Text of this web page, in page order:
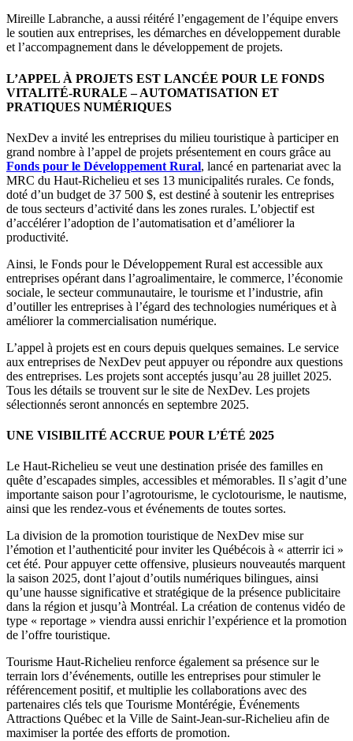
Mireille Labranche, a aussi réitéré l’engagement de l’équipe envers
le soutien aux entreprises, les démarches en développement durable
et l’accompagnement dans le développement de projets.
L’APPEL À PROJETS EST LANCÉE POUR LE FONDS
VITALITÉ-RURALE – AUTOMATISATION ET
PRATIQUES NUMÉRIQUES
NexDev a invité les entreprises du milieu touristique à participer en
grand nombre à l’appel de projets présentement en cours grâce au
Fonds pour le Développement Rural, lancé en partenariat avec la
MRC du Haut-Richelieu et ses 13 municipalités rurales. Ce fonds,
doté d’un budget de 37 500 $, est destiné à soutenir les entreprises
de tous secteurs d’activité dans les zones rurales. L’objectif est
d’accélérer l’adoption de l’automatisation et d’améliorer la
productivité.
Ainsi, le Fonds pour le Développement Rural est accessible aux
entreprises opérant dans l’agroalimentaire, le commerce, l’économie
sociale, le secteur communautaire, le tourisme et l’industrie, afin
d’outiller les entreprises à l’égard des technologies numériques et à
améliorer la commercialisation numérique.
L’appel à projets est en cours depuis quelques semaines. Le service
aux entreprises de NexDev peut appuyer ou répondre aux questions
des entreprises. Les projets sont acceptés jusqu’au 28 juillet 2025.
Tous les détails se trouvent sur le site de NexDev. Les projets
sélectionnés seront annoncés en septembre 2025.
UNE VISIBILITÉ ACCRUE POUR L’ÉTÉ 2025
Le Haut-Richelieu se veut une destination prisée des familles en
quête d’escapades simples, accessibles et mémorables. Il s’agit d’une
importante saison pour l’agrotourisme, le cyclotourisme, le nautisme,
ainsi que les rendez-vous et événements de toutes sortes.
La division de la promotion touristique de NexDev mise sur
l’émotion et l’authenticité pour inviter les Québécois à « atterrir ici »
cet été. Pour appuyer cette offensive, plusieurs nouveautés marquent
la saison 2025, dont l’ajout d’outils numériques bilingues, ainsi
qu’une hausse significative et stratégique de la présence publicitaire
dans la région et jusqu’à Montréal. La création de contenus vidéo de
type « reportage » viendra aussi enrichir l’expérience et la promotion
de l’offre touristique.
Tourisme Haut-Richelieu renforce également sa présence sur le
terrain lors d’événements, outille les entreprises pour stimuler le
référencement positif, et multiplie les collaborations avec des
partenaires clés tels que Tourisme Montérégie, Événements
Attractions Québec et la Ville de Saint-Jean-sur-Richelieu afin de
maximiser la portée des efforts de promotion.